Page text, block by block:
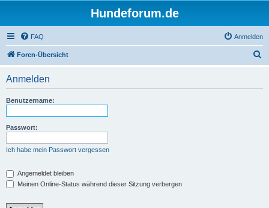
Hundeforum.de
FAQ Anmelden
Foren-Übersicht
Anmelden
Benutzername:
Passwort:
Ich habe mein Passwort vergessen
Angemeldet bleiben
Meinen Online-Status während dieser Sitzung verbergen